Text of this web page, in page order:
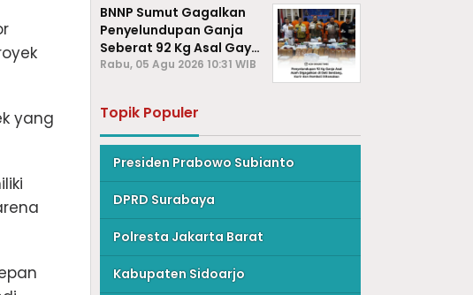
yang
BNNP Sumut Gagalkan
Penyelundupan Ganja
Seberat 92 Kg Asal Gayo
Lues, Aceh.
Rabu, 05 Agu 2026 10:31 WIB
Topik Populer
Presiden Prabowo Subianto
DPRD Surabaya
Polresta Jakarta Barat
Kabupaten Sidoarjo